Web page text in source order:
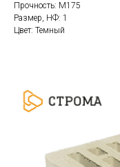
Прочность: М175
Размер, НФ: 1
Цвет: Темный